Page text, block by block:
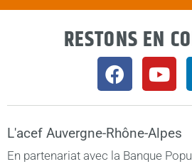
RESTONS EN
L'acef Auvergne-Rhône-Alpes
En partenariat avec la Banque